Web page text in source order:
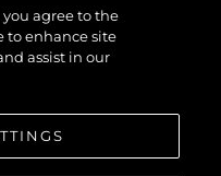
you agree to the
to enhance site
assist in our